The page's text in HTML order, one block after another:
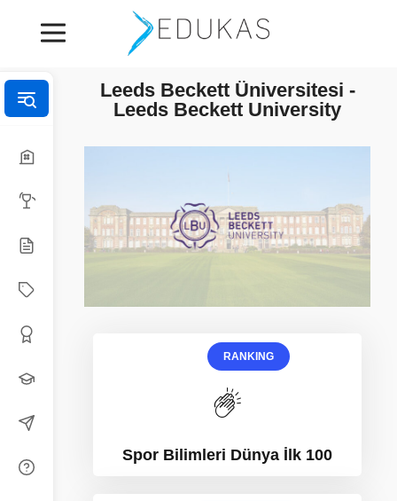
Leeds Beckett Üniversitesi -
Leeds Beckett University
RANKING
Spor Bilimleri Dünya İlk 100